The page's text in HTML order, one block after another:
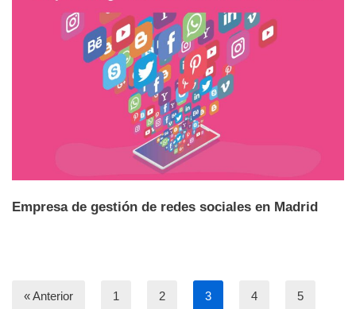
Empresa de gestión de redes sociales en Madrid
« Anterior 1 2 3 4 5